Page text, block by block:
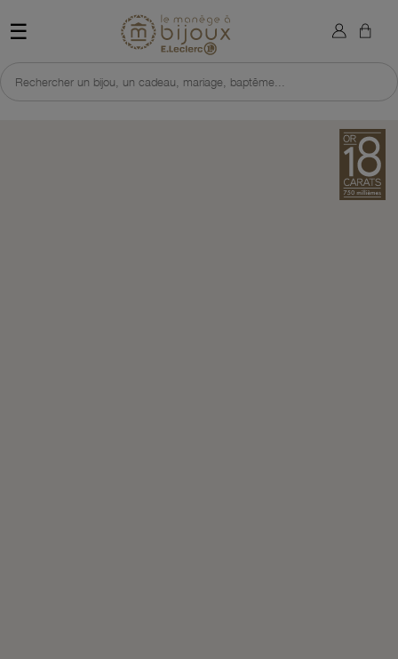
☰ Retour à l'accueil du site
Rechercher un bijou, un cadeau, mariage, baptême...
×